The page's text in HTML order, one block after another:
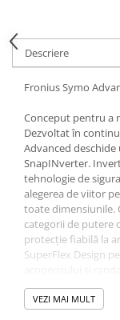
Baterii si
de 6-12 V
Acumulatori Moto,
GEL
AGM
Li-Ion
SLA AGM (Sealed
Deep Cycle -
Tractiune
Marine & Caravan
APC
Pachete
Sisteme de
Descriere
Fronius Symo
Conceput pentru a
Dezvoltat în
Advanced
SnapINverter.
tehnologie de
alegerea de viitor
toate dimensiunile.
categorii de putere
protecție fiabilă la
SuperFlex Design
DATE DE INTRARE
VEZI MAI MULT